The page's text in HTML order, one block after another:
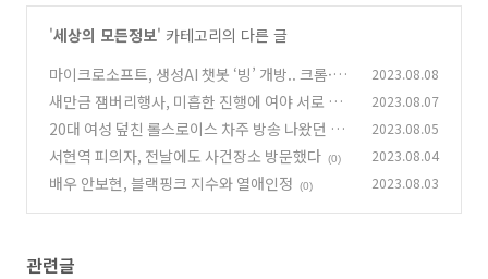
'세상의 모든정보' 카테고리의 다른 글
마이크로소프트, 생성AI 챗봇 ‘빙’ 개방.. 크롬·사
파리에서도 사용가능
(0)
2023.08.08
새만금 잼버리행사, 미흡한 진행에 여야 서로 니
탓내탓 공방
(0)
2023.08.07
20대 여성 덮친 롤스로이스 차주 방송 나왔던 학
폭 가해자
(0)
2023.08.05
서현역 피의자, 전날에도 사건장소 방문했다 (0) 2023.08.04
배우 안보현, 블랙핑크 지수와 열애인정 (0) 2023.08.03
관련글